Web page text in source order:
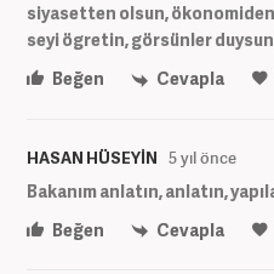
siyasetten olsun,
seyi ögretin, görsünler
Beğen
Cevapla
HASAN HÜSEYİN 5 yıl önce
Bakanım anlatın, anlatın,
Beğen
Cevapla